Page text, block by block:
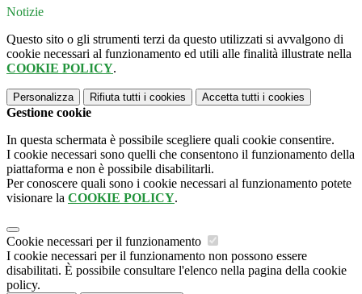
Notizie
Questo sito o gli strumenti terzi da questo utilizzati si avvalgono di
cookie necessari al funzionamento ed utili alle finalità illustrate nella
COOKIE POLICY.
Personalizza Rifiuta tutti i cookies Accetta tutti i cookies
Gestione cookie
In questa schermata è possibile scegliere quali cookie consentire.
I cookie necessari sono quelli che consentono il funzionamento della
piattaforma e non è possibile disabilitarli.
Per conoscere quali sono i cookie necessari al funzionamento potete
visionare la COOKIE POLICY.
Cookie necessari per il funzionamento
I cookie necessari per il funzionamento non possono essere
disabilitati. È possibile consultare l'elenco nella pagina della cookie
policy.